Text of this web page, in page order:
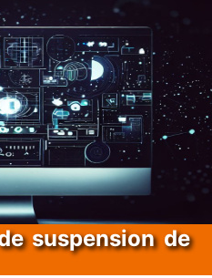
suspension de